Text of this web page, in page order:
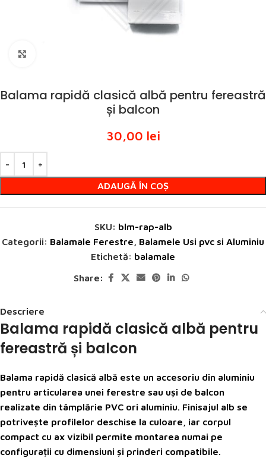
Balama rapidă clasică albă pentru fereastră
și balcon
30,00 lei
ADAUGĂ ÎN COȘ
SKU: blm-rap-alb
Categorii: Balamale Ferestre
Balamele Usi pvc si Aluminiu
Etichetă: balamale
Share:
Descriere
Balama rapidă clasică albă pentru
fereastră și balcon
Balama rapidă clasică albă este un accesoriu din aluminiu
pentru articularea unei ferestre sau uși de balcon
realizate din tâmplărie PVC ori aluminiu. Finisajul alb se
potrivește profilelor deschise la culoare, iar corpul
compact cu ax vizibil permite montarea numai pe
configurații cu dimensiuni și prinderi compatibile.